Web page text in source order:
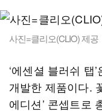
사진=클리오(CLIO) 제공
‘에센셜 블러쉬 탭
개발한 제품이다.
에디션’ 콘셉트로